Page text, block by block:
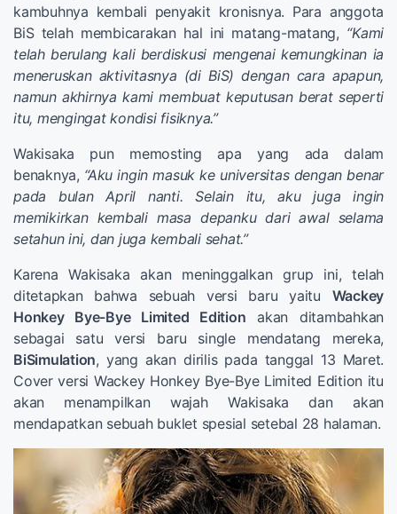
kambuhnya kembali penyakit kronisnya. Para anggota
BiS telah membicarakan hal ini matang-matang, “Kami
telah berulang kali berdiskusi mengenai kemungkinan ia
meneruskan aktivitasnya (di BiS) dengan cara apapun,
namun akhirnya kami membuat keputusan berat seperti
itu, mengingat kondisi fisiknya.”
Wakisaka pun memosting apa yang ada dalam
benaknya, “Aku ingin masuk ke universitas dengan benar
pada bulan April nanti. Selain itu, aku juga ingin
memikirkan kembali masa depanku dari awal selama
setahun ini, dan juga kembali sehat.”
Karena Wakisaka akan meninggalkan grup ini, telah
ditetapkan bahwa sebuah versi baru yaitu Wackey
Honkey Bye-Bye Limited Edition akan ditambahkan
sebagai satu versi baru single mendatang mereka,
BiSimulation, yang akan dirilis pada tanggal 13 Maret.
Cover versi Wackey Honkey Bye-Bye Limited Edition itu
akan menampilkan wajah Wakisaka dan akan
mendapatkan sebuah buklet spesial setebal 28 halaman.